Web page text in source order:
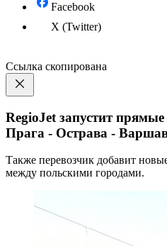
Facebook
X (Twitter)
Ссылка скопирована
RegioJet запустит
Прага - Острава -
Также перевозчик добавит
между польскими городами.